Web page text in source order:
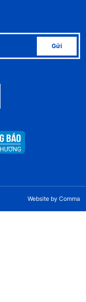
Gửi
Website by Comma